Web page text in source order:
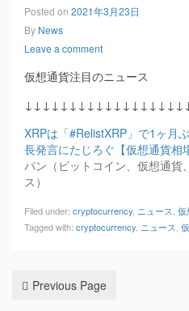
Posted on 2021年3月23日
By News
Leave a comment
仮想通貨注目のニュース
XRPは「#RelistXRP」で1ヶ月
長発言にたじろぐ【仮想通貨相
パン（ビットコイン、仮想通貨
ス）
Filed under: cryptocurrency ニュース 仮
Tagged with: cryptocurrency ニュース
Previous Page